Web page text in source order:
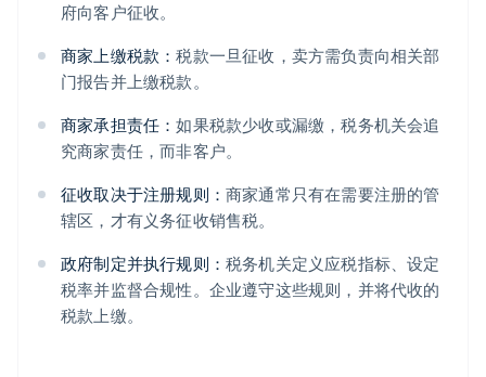
府向客户征收。
商家上缴税款：税款一旦征收，卖方需负责向相关部
门报告并上缴税款。
商家承担责任：如果税款少收或漏缴，税务机关会追
究商家责任，而非客户。
征收取决于注册规则： 商家通常只有在需要注册的管
辖区，才有义务征收销售税。
政府制定并执行规则： 税务机关定义应税指标、设定
税率并监督合规性。企业遵守这些规则，并将代收的
税款上缴。